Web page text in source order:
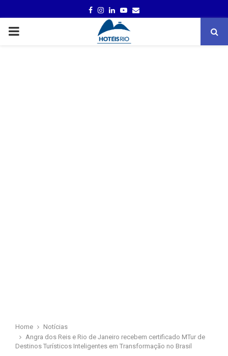
FACEBOOK
INSTAGRAM
LINKEDINYOUTUBE
EMAIL
PRIMARY
Home
Notícias
Angra dos Reis e Rio de Janeiro recebem certificado MTur de
Destinos Turísticos Inteligentes em Transformação no Brasil